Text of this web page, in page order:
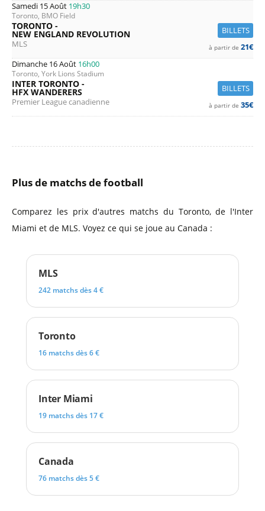
Samedi 15 Août 19h30
Toronto, BMO Field
BILLETS
TORONTO -
NEW ENGLAND REVOLUTION
MLS à partir de 21€
Dimanche 16 Août 16h00
Toronto, York Lions Stadium
BILLETS
INTER TORONTO -
HFX WANDERERS
Premier League canadienne à partir de 35€
Plus de matchs de football
Comparez les prix d'autres matchs du Toronto, de l'Inter
Miami et de MLS. Voyez ce qui se joue au Canada :
MLS
242 matchs dès 4 €
Toronto
16 matchs dès 6 €
Inter Miami
19 matchs dès 17 €
Canada
76 matchs dès 5 €